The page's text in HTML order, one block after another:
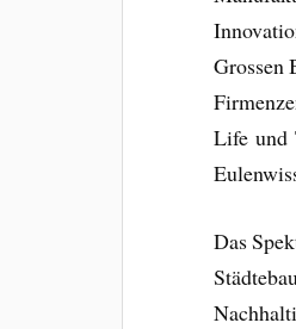
Grossen
Life und
Das